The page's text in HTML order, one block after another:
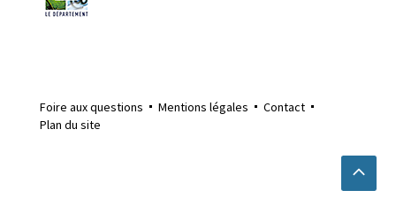
Foire aux questions Mentions légales
Contact
Plan du site